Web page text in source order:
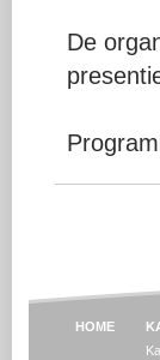
De
HOME